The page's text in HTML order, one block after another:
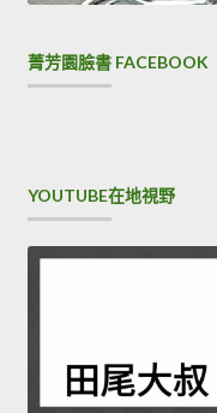
菁芳園臉書 FACEBOOK
YOUTUBE在地視野